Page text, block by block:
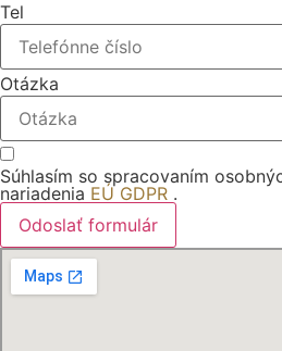
Tel
Otázka
Súhlasím so spracovaním
nariadenia EÚ GDPR .
Odoslať formulár